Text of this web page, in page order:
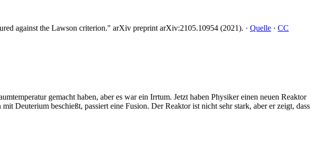
against the Lawson criterion." arXiv preprint arXiv:2105.10954 (2021). · Quelle · CC
gemacht haben, aber es war ein Irrtum. Jetzt haben Physiker einen neuen Reaktor
Deuterium beschießt, passiert eine Fusion. Der Reaktor ist nicht sehr stark, aber er zeigt, dass